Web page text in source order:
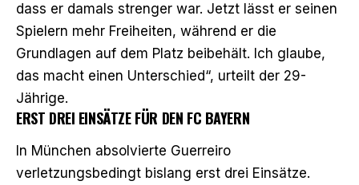
dass er damals strenger war. Jetzt lässt er seinen
Spielern mehr Freiheiten, während er die
Grundlagen auf dem Platz beibehält. Ich glaube,
das macht einen Unterschied“, urteilt der 29-
Jährige.
ERST DREI EINSÄTZE FÜR DEN FC BAYERN
In München absolvierte Guerreiro
verletzungsbedingt bislang erst drei Einsätze.